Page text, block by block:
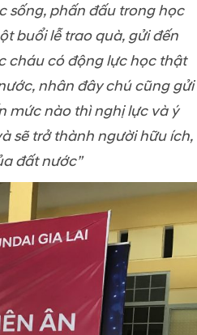
sống, phấn đấu trong học
buổi lễ trao quà, gửi đến
cháu có động lực học thật
nhân đây chú cũng gửi
mức nào thì nghị lực và ý
sẽ trở thành người hữu ích,
đất nước”